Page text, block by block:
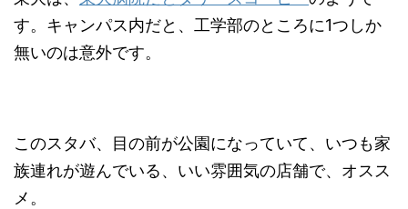
す。キャンパス内だと、工学部のところに1つしか
無いのは意外です。
このスタバ、目の前が公園になっていて、いつも家
族連れが遊んでいる、いい雰囲気の店舗で、オスス
メ。